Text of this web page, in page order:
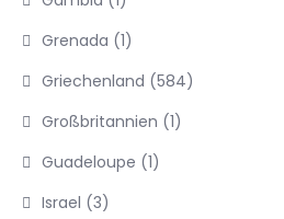
Grenada (1)
Griechenland (584)
Großbritannien (1)
Guadeloupe (1)
Israel (3)